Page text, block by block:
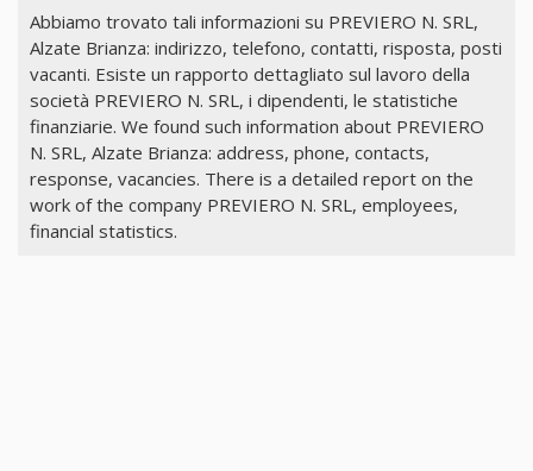
Abbiamo trovato tali informazioni su PREVIERO N. SRL,
Alzate Brianza: indirizzo, telefono, contatti, risposta, posti
vacanti. Esiste un rapporto dettagliato sul lavoro della
società PREVIERO N. SRL, i dipendenti, le statistiche
finanziarie. We found such information about PREVIERO
N. SRL, Alzate Brianza: address, phone, contacts,
response, vacancies. There is a detailed report on the
work of the company PREVIERO N. SRL, employees,
financial statistics.